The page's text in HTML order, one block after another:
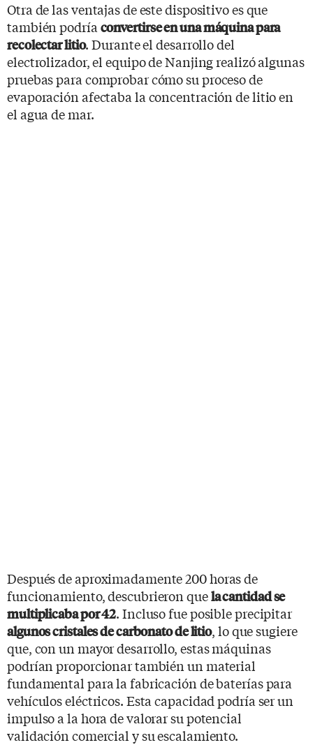
Otra de las ventajas de este dispositivo es que
también podría convertirse en una máquina para
recolectar litio. Durante el desarrollo del
electrolizador, el equipo de Nanjing realizó algunas
pruebas para comprobar cómo su proceso de
evaporación afectaba la concentración de litio en
el agua de mar.
Después de aproximadamente 200 horas de
funcionamiento, descubrieron quela cantidad se
multiplicaba por 42. Incluso fue posible precipitar
algunos cristales de carbonato de litio, lo que sugiere
que, con un mayor desarrollo, estas máquinas
podrían proporcionar también un material
fundamental para la fabricación de baterías para
vehículos eléctricos. Esta capacidad podría ser un
impulso a la hora de valorar su potencial
validación comercial y su escalamiento.